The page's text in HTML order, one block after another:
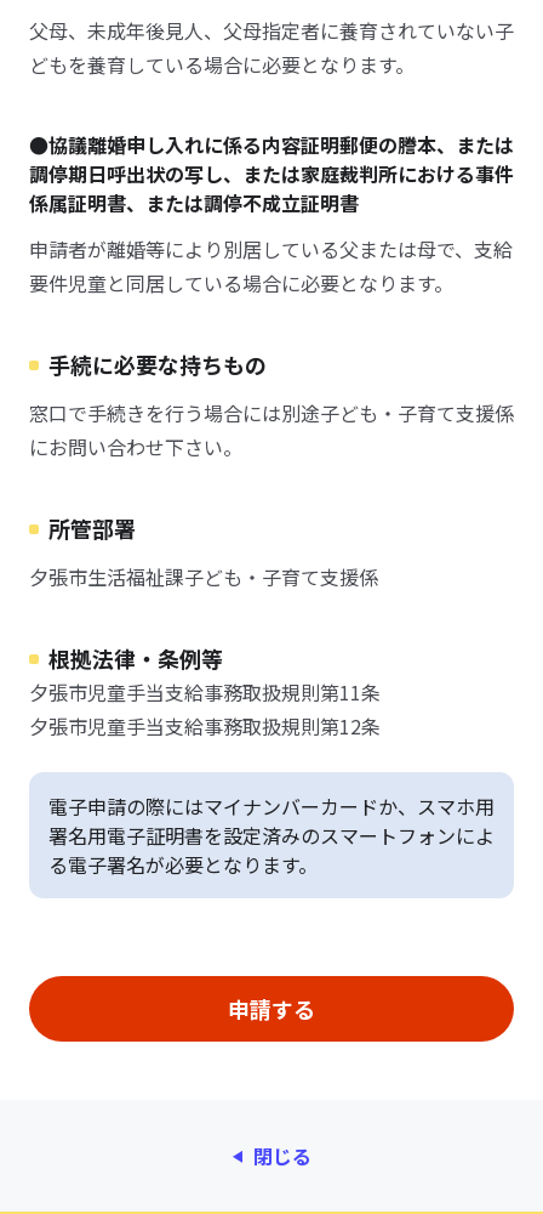
父母、未成年後見人、父母指定者に養育されていない子
どもを養育している場合に必要となります。
●協議離婚申し入れに係る内容証明郵便の謄本、または
調停期日呼出状の写し、または家庭裁判所における事件
係属証明書、または調停不成立証明書
申請者が離婚等により別居している父または母で、支給
要件児童と同居している場合に必要となります。
手続に必要な持ちもの
窓口で手続きを行う場合には別途子ども・子育て支援係
にお問い合わせ下さい。
所管部署
夕張市生活福祉課子ども・子育て支援係
根拠法律・条例等
夕張市児童手当支給事務取扱規則第11条
夕張市児童手当支給事務取扱規則第12条
電子申請の際にはマイナンバーカードか、スマホ用
署名用電子証明書を設定済みのスマートフォンによ
る電子署名が必要となります。
閉じる